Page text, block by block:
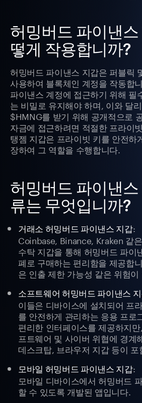
허밍버드 파이낸스
떻게 작용합니까?
허밍버드 파이낸스 지갑은 퍼블릭
사용하여 블록체인 계정을 작동합
파이낸스 계정에 접근하기 위해 필
는 비밀로 유지해야 하며, 이와 달
$HMNG를 받기 위해 공개적으로
자금에 접근하려면 적절한 프라이
탱젬 지갑은 프라이빗 키를 안전하
장하여 그 역할을 수행합니다.
허밍버드 파이낸
류는 무엇입니까?
거래소 허밍버드 파이낸스 지갑:
Coinbase, Binance, Kraken 같
수탁 지갑을 통해 허밍버드 파이
폐로 구매하는 편리함을 제공합
은 인출 제한 가능성 같은 위험
소프트웨어 허밍버드 파이낸스
이들은 디바이스에 설치되어 프
를 안전하게 관리하는 응용 프로
편리한 인터페이스를 제공하지
프트웨어 및 사이버 위협에 경계
데스크탑, 브라우저 지갑 등이 포
모바일 허밍버드 파이낸스 지갑:
모바일 디바이스에서 허밍버드
할 수 있도록 개발된 앱입니다.